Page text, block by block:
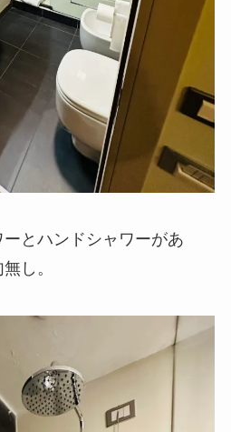
とハンドシャワーがあ
し。